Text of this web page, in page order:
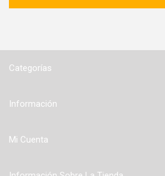
Categorías
Información
Mi Cuenta